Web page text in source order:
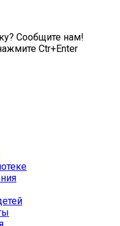
Сообщите нам!
Ctr+Enter